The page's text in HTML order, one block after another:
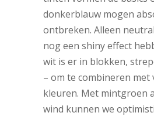
donkerblauw mogen
ontbreken. Alleen
nog een shiny effect
wit is er in blokken,
– om te combineren met
kleuren. Met mintgroen
wind kunnen we